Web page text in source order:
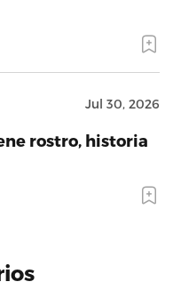
Jul 30, 2026
rostro, historia